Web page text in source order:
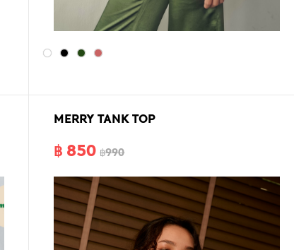
MERRY TANK TOP
฿ 850 ฿990